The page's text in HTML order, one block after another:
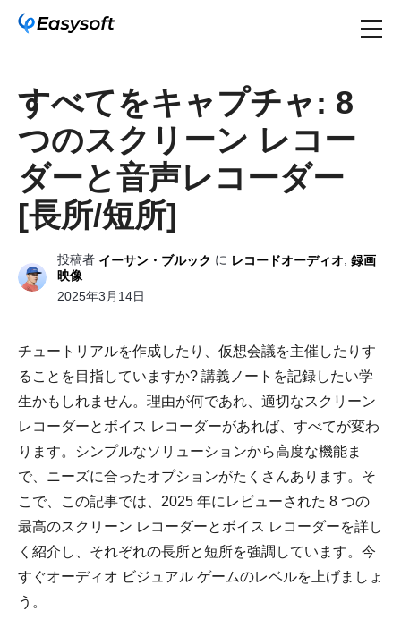
すべてをキャプチャ: 8
つのスクリーン レコー
ダーと音声レコーダー
[長所/短所]
投稿者 イーサン・ブルック に レコードオーディオ 録画
映像
2025年3月14日
チュートリアルを作成したり、仮想会議を主催したりす
ることを目指していますか? 講義ノートを記録したい学
生かもしれません。理由が何であれ、適切なスクリーン
レコーダーとボイス レコーダーがあれば、すべてが変わ
ります。シンプルなソリューションから高度な機能ま
で、ニーズに合ったオプションがたくさんあります。そ
こで、この記事では、2025 年にレビューされた 8 つの
最高のスクリーン レコーダーとボイス レコーダーを詳し
く紹介し、それぞれの長所と短所を強調しています。今
すぐオーディオ ビジュアル ゲームのレベルを上げましょ
う。